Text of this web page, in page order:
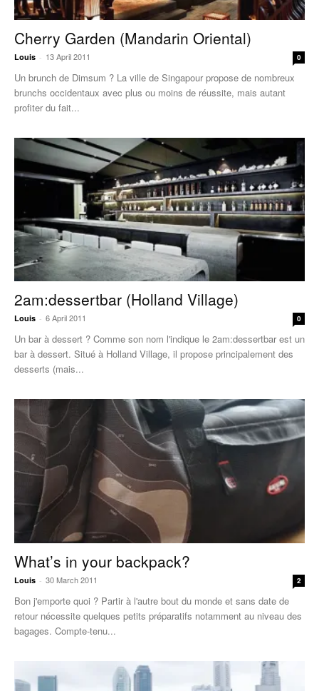
Cherry Garden (Mandarin Oriental)
Louis - 13 April 2011 0
Un brunch de Dimsum ? La ville de Singapour propose de nombreux
brunchs occidentaux avec plus ou moins de réussite, mais autant
profiter du fait...
2am:dessertbar (Holland Village)
Louis - 6 April 2011 0
Un bar à dessert ? Comme son nom l'indique le 2am:dessertbar est un
bar à dessert. Situé à Holland Village, il propose principalement des
desserts (mais...
What’s in your backpack?
Louis - 30 March 2011 2
Bon j'emporte quoi ? Partir à l'autre bout du monde et sans date de
retour nécessite quelques petits préparatifs notamment au niveau des
bagages. Compte-tenu...